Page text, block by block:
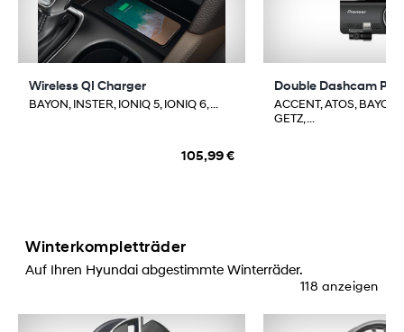
Wireless QI Charger
BAYON, INSTER, IONIQ 5, IONIQ 6, ...
105,99 €
Double Dashcam
ACCENT, ATOS,
GETZ, ...
Winterkompletträder
Auf Ihren Hyundai abgestimmte Winterräder.
118 anzeigen